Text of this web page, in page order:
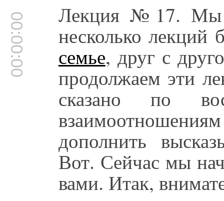
00:00:00 Лекция №17. Мы
несколько лекций
семье, друг с
продолжаем эти
сказано по
взаимоотношениям
дополнить
Вот. Сейчас мы
вами. Итак,